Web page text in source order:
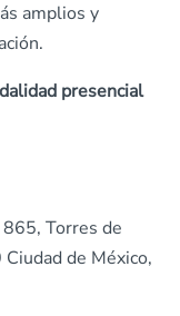
amplios y
presencial
Torres de
de México,